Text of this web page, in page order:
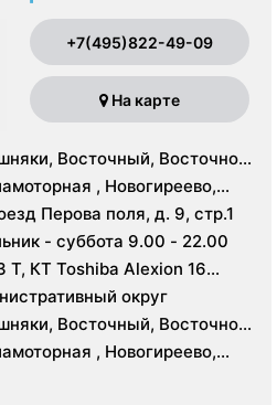
+7(495)822-49-09
На карте
Восточный, Восточное
Измайлово,
Новогиреево,
Северное
Лефортово,
, Новогиреево,
гора, Шоссе
Перова поля, д. 9, стр.1
- суббота 9.00 - 22.00
КТ Toshiba Alexion 16
округ
Восточный, Восточное
Измайлово,
Новогиреево,
Северное
, Новогиреево,
гора, Шоссе